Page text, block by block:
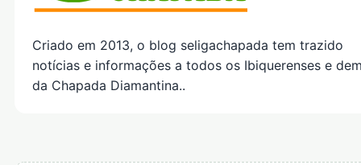
Criado em 2013, o blog seligachapada tem trazido
notícias e informações a todos os Ibiquerenses e
da Chapada Diamantina..